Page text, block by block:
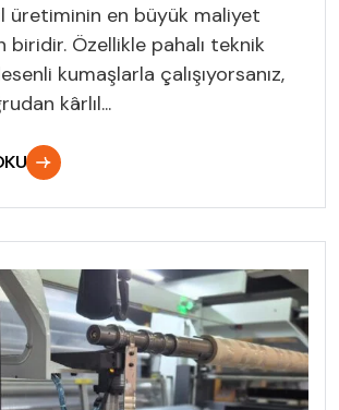
üretiminin en büyük maliyet
biridir. Özellikle pahalı teknik
kumaşlarla çalışıyorsanız,
kârlıl...